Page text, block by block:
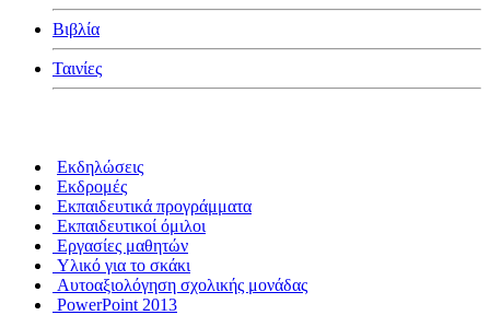
Βιβλία
Ταινίες
Εκδηλώσεις
Εκδρομές
Εκπαιδευτικά προγράμματα
Εκπαιδευτικοί όμιλοι
Εργασίες μαθητών
Υλικό για το σκάκι
Αυτοαξιολόγηση σχολικής μονάδας
PowerPoint 2013